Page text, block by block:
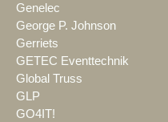
Genelec
George P. Johnson
Gerriets
GETEC Eventtechnik
Global Truss
GLP
GO4IT!